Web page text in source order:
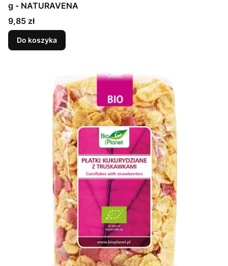
g - NATURAVENA
Cena
9,85 zł
Do koszyka